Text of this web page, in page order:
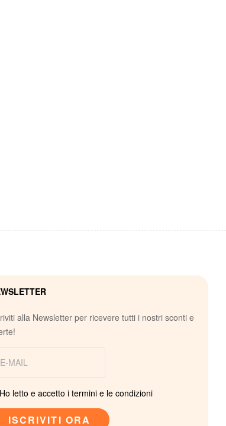
alla Newsletter per ricevere tutti i nostri sconti e
Ho letto e accetto i termini e le condizioni